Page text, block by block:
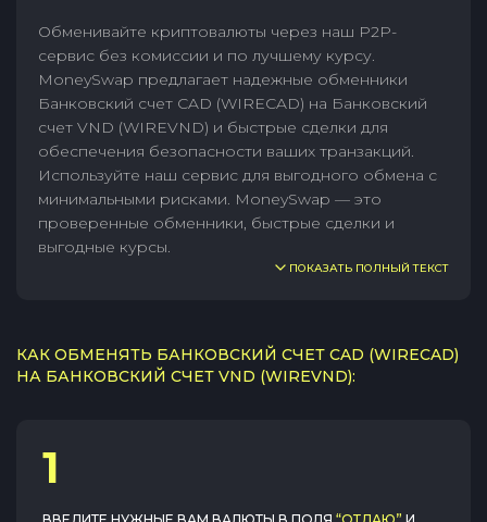
Обменивайте криптовалюты через наш P2P-
сервис без комиссии и по лучшему курсу.
MoneySwap предлагает надежные обменники
Банковский счет CAD (WIRECAD) на Банковский
счет VND (WIREVND) и быстрые сделки для
обеспечения безопасности ваших транзакций.
Используйте наш сервис для выгодного обмена с
минимальными рисками. MoneySwap — это
проверенные обменники, быстрые сделки и
выгодные курсы.
ПОКАЗАТЬ ПОЛНЫЙ ТЕКСТ
КАК ОБМЕНЯТЬ БАНКОВСКИЙ СЧЕТ CAD (WIRECAD)
НА БАНКОВСКИЙ СЧЕТ VND (WIREVND):
1